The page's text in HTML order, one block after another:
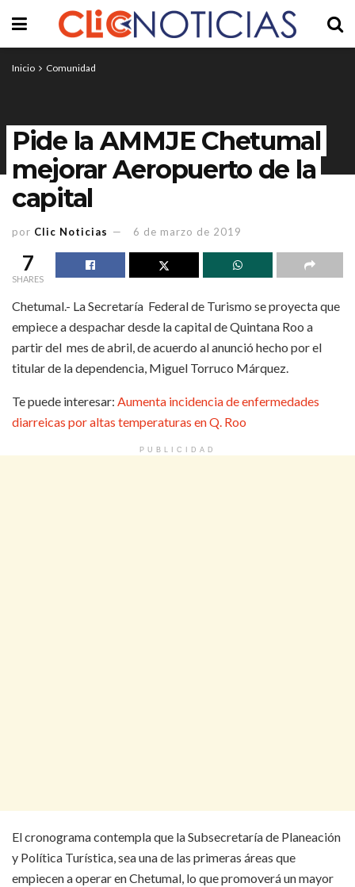
Inicio Comunidad
Pide la AMMJE Chetumal
mejorar Aeropuerto de la
capital
por Clic Noticias 6 de marzo de 2019
7
SHARES
Chetumal.- La Secretaría Federal de Turismo se proyecta que
empiece a despachar desde la capital de Quintana Roo a
partir del mes de abril, de acuerdo al anunció hecho por el
titular de la dependencia, Miguel Torruco Márquez.
Te puede interesar: Aumenta incidencia de enfermedades
diarreicas por altas temperaturas en Q. Roo
PUBLICIDAD
El cronograma contempla que la Subsecretaría de Planeación
y Política Turística, sea una de las primeras áreas que
empiecen a operar en Chetumal, lo que promoverá un mayor